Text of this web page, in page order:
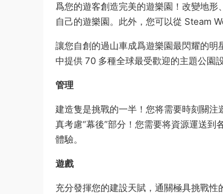
爲您的遊客創造完美的遊樂園！改變地
自己的遊樂園。此外，您可以從 Steam
讓您自創的過山車成爲遊樂園最閃耀的
中提供 70 多種全球最受歡迎的主題公園
管理
建造隻是挑戰的一半！您将需要時刻關
真考慮“幕後”部分！您需要将資源運送
體驗。
遊戲
充分發揮您的建設天賦，通關極具挑戰性